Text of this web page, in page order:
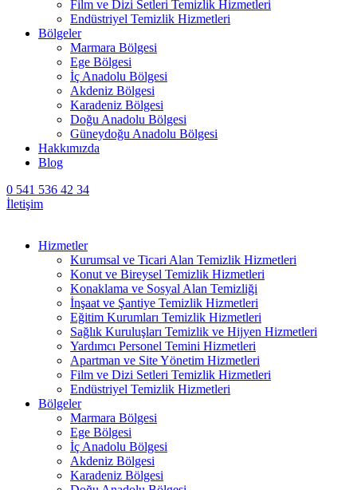
Film ve Dizi Setleri Temizlik Hizmetleri
Endüstriyel Temizlik Hizmetleri
Bölgeler
Marmara Bölgesi
Ege Bölgesi
İç Anadolu Bölgesi
Akdeniz Bölgesi
Karadeniz Bölgesi
Doğu Anadolu Bölgesi
Güneydoğu Anadolu Bölgesi
Hakkımızda
Blog
0 541 536 42 34
İletişim
Hizmetler
Kurumsal ve Ticari Alan Temizlik Hizmetleri
Konut ve Bireysel Temizlik Hizmetleri
Konaklama ve Sosyal Alan Temizliği
İnşaat ve Şantiye Temizlik Hizmetleri
Eğitim Kurumları Temizlik Hizmetleri
Sağlık Kuruluşları Temizlik ve Hijyen Hizmetleri
Yardımcı Personel Temini Hizmetleri
Apartman ve Site Yönetim Hizmetleri
Film ve Dizi Setleri Temizlik Hizmetleri
Endüstriyel Temizlik Hizmetleri
Bölgeler
Marmara Bölgesi
Ege Bölgesi
İç Anadolu Bölgesi
Akdeniz Bölgesi
Karadeniz Bölgesi